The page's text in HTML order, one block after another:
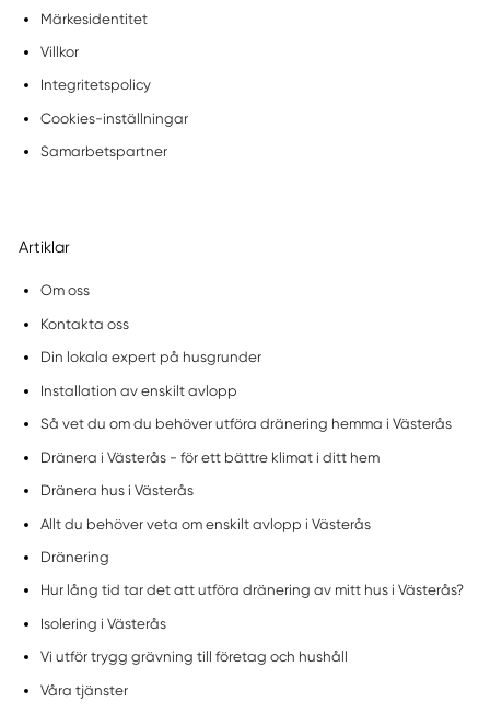
Märkesidentitet
Villkor
Integritetspolicy
Cookies-inställningar
Samarbetspartner
Artiklar
Om oss
Kontakta oss
Din lokala expert på husgrunder
Installation av enskilt avlopp
Så vet du om du behöver utföra dränering hemma i Västerås
Dränera i Västerås - för ett bättre klimat i ditt hem
Dränera hus i Västerås
Allt du behöver veta om enskilt avlopp i Västerås
Dränering
Hur lång tid tar det att utföra dränering av mitt hus i Västerås?
Isolering i Västerås
Vi utför trygg grävning till företag och hushåll
Våra tjänster